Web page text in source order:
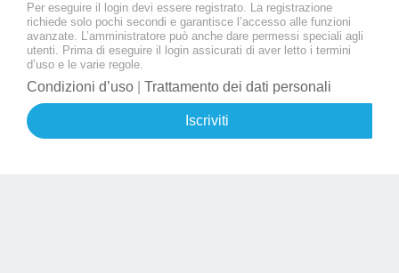
Per eseguire il login devi essere registrato. La registrazione
richiede solo pochi secondi e garantisce l’accesso alle funzioni
avanzate. L’amministratore può anche dare permessi speciali agli
utenti. Prima di eseguire il login assicurati di aver letto i termini
d’uso e le varie regole.
Condizioni d’uso Trattamento dei dati personali
Iscriviti